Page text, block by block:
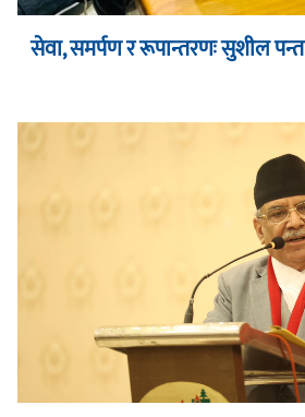
सेवा, समर्पण र रूपान्तरणः सुशील पन्त